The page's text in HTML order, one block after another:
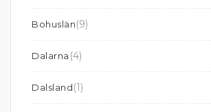
Bohuslän(9)
Dalarna (4)
Dalsland(1)